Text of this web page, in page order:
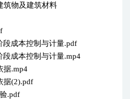
筑物及建筑材料
段成本控制与计量.pdf
段成本控制与计量.mp4
据.mp4
据(2).pdf
.pdf